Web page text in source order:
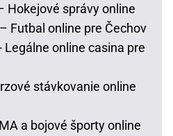
Hokejové správy online
Futbal online pre Čechov
Legálne online casina pre
stávkovanie online
a bojové športy online